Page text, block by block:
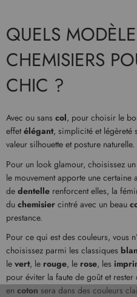
QUELS
CHEMISIERS
CHIC ?
Avec ou sans col, pour choisir le
effet élégant, simplicité et légèreté
valeur silhouette et posture naturelle.
Pour un look glamour, choisissez
le mouvement apporte une certaine
de dentelle renforcent elles, la
du chemisier cintré avec un beau
prestance.
Pour ce qui est des couleurs, vous
choisissez parmi les classiques
le vert, le rouge, le rose, les
pour éviter la faute de goût et
en coton sera dans des couleurs